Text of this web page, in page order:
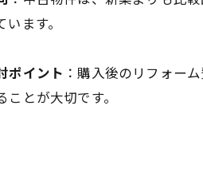
います。
ポイント ：購入後のリフォー
ことが大切です。